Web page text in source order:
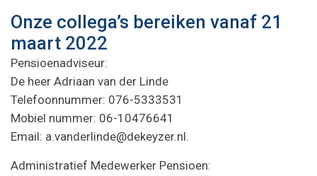
Onze collega’s bereiken vanaf 21
maart 2022
Pensioenadviseur:
De heer Adriaan van der Linde
Telefoonnummer: 076-5333531
Mobiel nummer: 06-10476641
Email: a.vanderlinde@dekeyzer.nl.
Administratief Medewerker Pensioen: